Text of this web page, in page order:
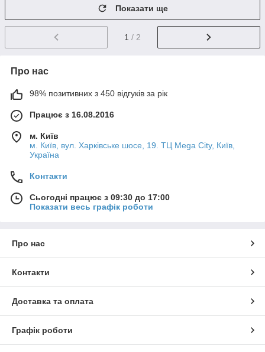
Показати ще
1 / 2
Про нас
98% позитивних з 450 відгуків за рік
Працює з 16.08.2016
м. Київ
м. Київ, вул. Харківське шосе, 19. ТЦ Mega City, Київ,
Україна
Контакти
Сьогодні працює з 09:30 до 17:00
Показати весь графік роботи
Про нас
Контакти
Доставка та оплата
Графік роботи